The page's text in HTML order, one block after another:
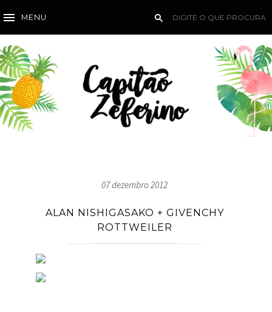
MENU
07 dezembro 2012
ALAN NISHIGASAKO + GIVENCHY
ROTTWEILER